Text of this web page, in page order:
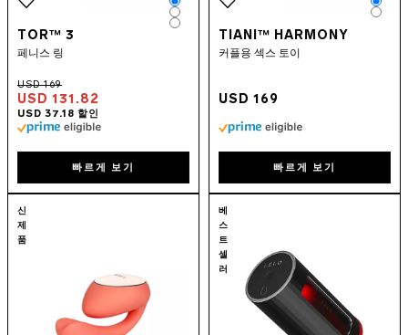
TOR™ 3
페니스 링
USD 131.82
Color
Color
Color
빠르게 보기
TIANI™ HARMONY
커플용 섹스 토이
USD 169
빠르게 보기
IDA™ Wave
신
제
품
베
스
트
셀
러